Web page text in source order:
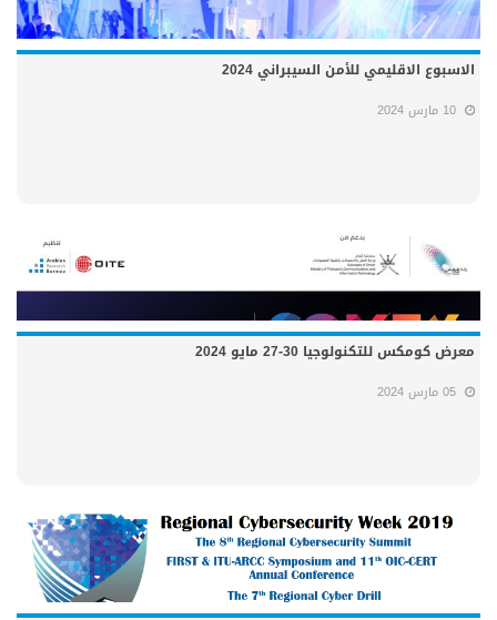
الاسبوع الاقليمي للأمن السيبراني 2024
10 مارس 2024
معرض كومكس للتكنولوجيا 30-27 مايو 2024
05 مارس 2024